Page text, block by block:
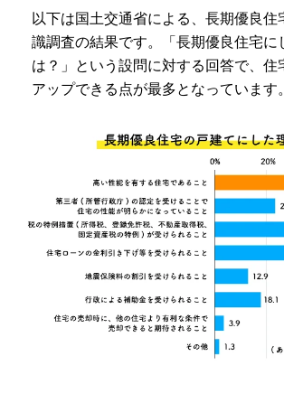
以下は国土交通省による、長期優良住
識調査の結果です。「長期優良住宅に
は？」という設問に対する回答で、住
アップできる点が最多となっています。